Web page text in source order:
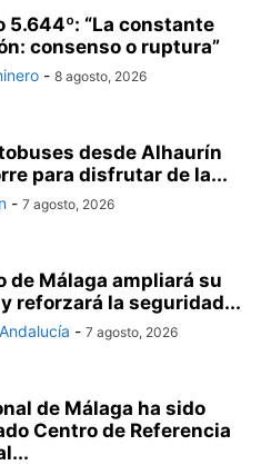
5.644º: “La constante
consenso o ruptura”
- 8 agosto, 2026
desde Alhaurín
para disfrutar de la...
- 7 agosto, 2026
de Málaga ampliará su
reforzará la seguridad...
- 7 agosto, 2026
de Málaga ha sido
Centro de Referencia